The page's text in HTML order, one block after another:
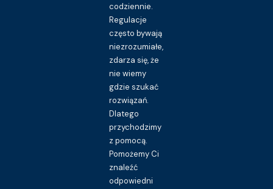
codziennie.
Regulacje
często bywają
niezrozumiałe,
zdarza się, że
nie wiemy
gdzie szukać
rozwiązań.
Dlatego
przychodzimy
z pomocą.
Pomożemy Ci
znaleźć
odpowiedni